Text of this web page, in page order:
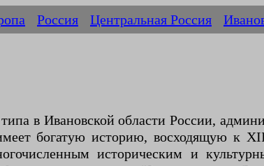
Россия Центральная Россия
в Ивановской области России,
богатую историю, восходящую к
историческим и